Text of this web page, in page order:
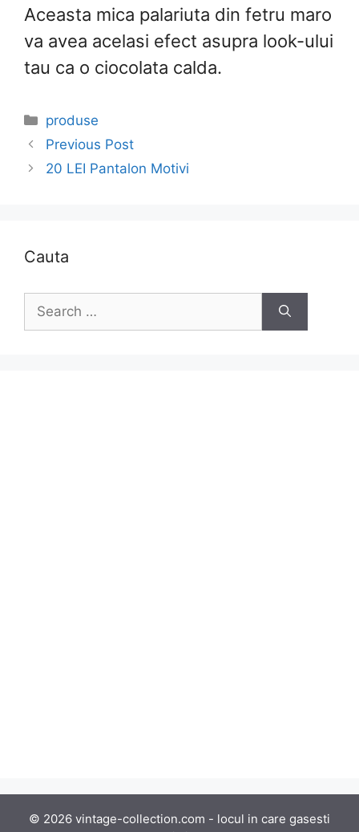
Aceasta mica palariuta din fetru maro
va avea acelasi efect asupra look-ului
tau ca o ciocolata calda.
Categories
produse
Previous Post
20 LEI Pantalon Motivi
Cauta
for:
© 2026 vintage-collection.com - locul in care gasesti